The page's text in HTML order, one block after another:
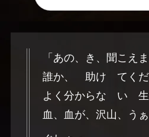
「あの、き、聞こえ
誰か、 助け てくだ
よく分からな い 生
血、血が、沢山、うぁ